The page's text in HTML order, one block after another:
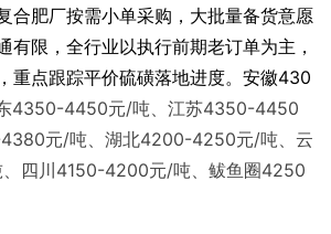
合肥厂按需小单采购，大批量备货意愿
有限，全行业以执行前期老订单为主，
重点跟踪平价硫磺落地进度。 安徽430
4350-4450元/吨、江苏4350-4450
元/吨、湖北4200-4250元/吨、云
、四川4150-4200元/吨、鲅鱼圈4250